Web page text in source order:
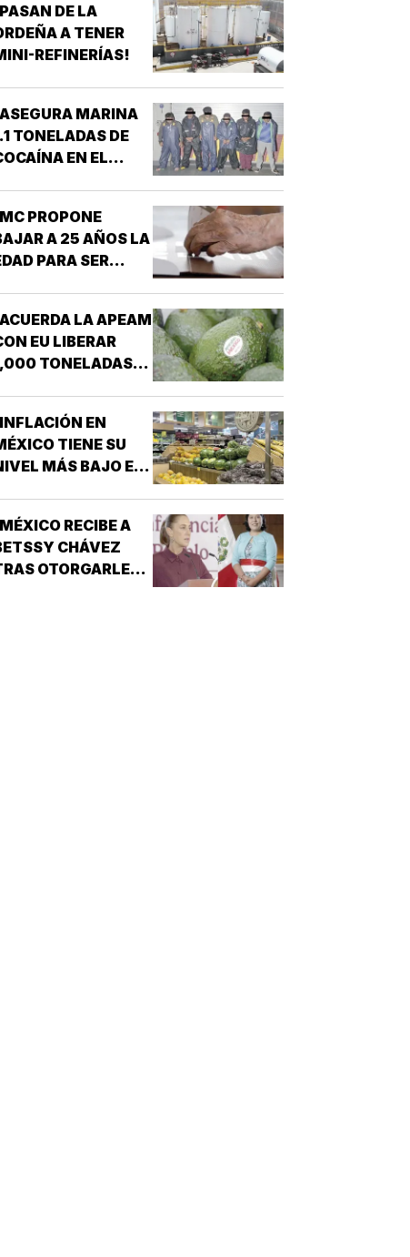
DE LA
A TENER
REFINERÍAS!
MARINA
TONELADAS DE
EN EL
PROPONE
A 25 AÑOS LA
PARA SER
LA APEAM
EU LIBERAR
TONELADAS
EN
TIENE SU
MÁS BAJO EN
RECIBE A
CHÁVEZ
OTORGARLE